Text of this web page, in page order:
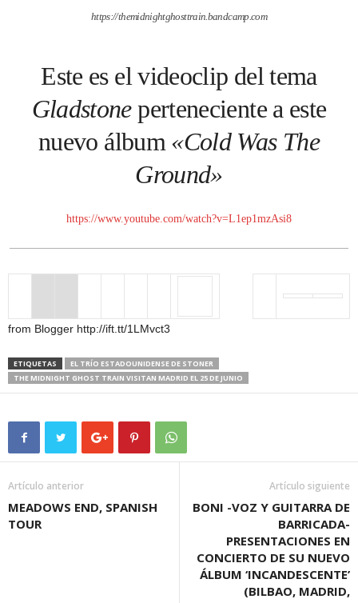
https://themidnightghosttrain.bandcamp.com
Este es el videoclip del tema
Gladstone perteneciente a este
nuevo álbum «Cold Was The
Ground»
https://www.youtube.com/watch?v=L1ep1mzAsi8
from Blogger http://ift.tt/1LMvct3
ETIQUETAS
EL TRÍO ESTADOUNIDENSE DE STONER
THE MIDNIGHT GHOST TRAIN VISITAN MADRID EL 25 DE JUNIO
Artículo anterior
MEADOWS END, SPANISH
TOUR
Artículo siguiente
BONI -VOZ Y GUITARRA DE
BARRICADA-
PRESENTACIONES EN
CONCIERTO DE SU NUEVO
ÁLBUM ‘INCANDESCENTE’
(BILBAO, MADRID,